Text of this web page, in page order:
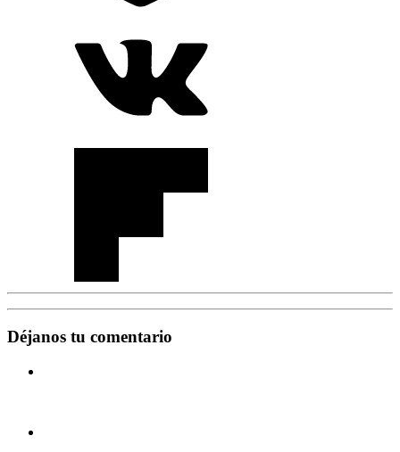
Déjanos tu comentario